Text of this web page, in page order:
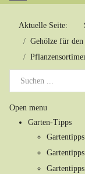
Aktuelle Seite:
Gehölze für den
Open menu
Garten-Tipps